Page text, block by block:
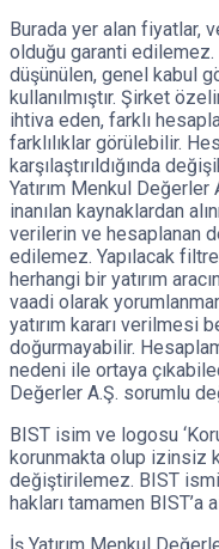
Burada yer alan fiyatlar,
olduğu garanti
düşünülen, genel kabul
kullanılmıştır. Şirket
ihtiva eden, farklı
farklılıklar görülebilir.
karşılaştırıldığında
Yatırım Menkul
inanılan kaynaklardan
verilerin ve hesaplanan
edilemez. Yapılacak
herhangi bir yatırım
vaadi olarak
yatırım kararı verilmesi
doğurmayabilir.
nedeni ile ortaya
Değerler A.Ş. sorumlu
BIST isim ve logosu
korunmakta olup izinsiz
değiştirilemez. BIST
hakları tamamen BIST’a